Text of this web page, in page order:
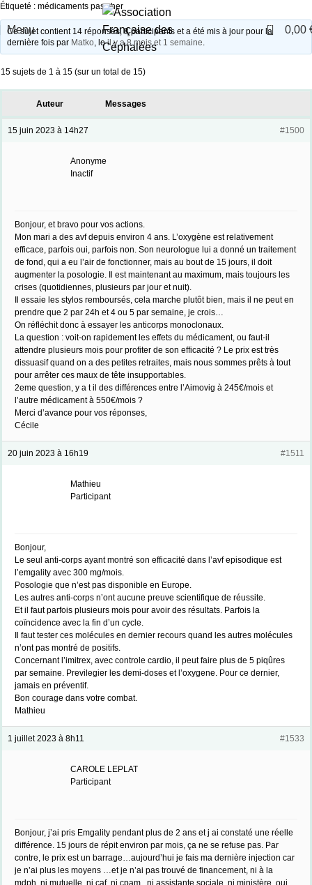
Menu 0 0,00
Étiqueté : médicaments pas cher
Ce sujet contient 14 réponses, 8 participants et a été mis à jour pour la
dernière fois par Matko, leil y a 8 mois et 1 semaine.
15 sujets de 1 à 15 (sur un total de 15)
Auteur Messages
15 juin 2023 à 14h27 #1500
Anonyme
Inactif
Bonjour, et bravo pour vos actions.
Mon mari a des avf depuis environ 4 ans. L’oxygène est relativement
efficace, parfois oui, parfois non. Son neurologue lui a donné un traitement
de fond, qui a eu l’air de fonctionner, mais au bout de 15 jours, il doit
augmenter la posologie. Il est maintenant au maximum, mais toujours les
crises (quotidiennes, plusieurs par jour et nuit).
Il essaie les stylos remboursés, cela marche plutôt bien, mais il ne peut en
prendre que 2 par 24h et 4 ou 5 par semaine, je crois…
On réfléchit donc à essayer les anticorps monoclonaux.
La question : voit-on rapidement les effets du médicament, ou faut-il
attendre plusieurs mois pour profiter de son efficacité ? Le prix est très
dissuasif quand on a des petites retraites, mais nous sommes prêts à tout
pour arrêter ces maux de tête insupportables.
2eme question, y a t il des différences entre l’Aimovig à 245€/mois et
l’autre médicament à 550€/mois ?
Merci d’avance pour vos réponses,
Cécile
20 juin 2023 à 16h19 #1511
Mathieu
Participant
Bonjour,
Le seul anti-corps ayant montré son efficacité dans l’avf episodique est
l’emgality avec 300 mg/mois.
Posologie que n’est pas disponible en Europe.
Les autres anti-corps n’ont aucune preuve scientifique de réussite.
Et il faut parfois plusieurs mois pour avoir des résultats. Parfois la
coïncidence avec la fin d’un cycle.
Il faut tester ces molécules en dernier recours quand les autres molécules
n’ont pas montré de positifs.
Concernant l’imitrex, avec controle cardio, il peut faire plus de 5 piqûres
par semaine. Previlegier les demi-doses et l’oxygene. Pour ce dernier,
jamais en préventif.
Bon courage dans votre combat.
Mathieu
1 juillet 2023 à 8h11 #1533
CAROLE LEPLAT
Participant
Bonjour, j’ai pris Emgality pendant plus de 2 ans et j ai constaté une réelle
différence. 15 jours de répit environ par mois, ça ne se refuse pas. Par
contre, le prix est un barrage…aujourd’hui je fais ma dernière injection car
je n’ai plus les moyens …et je n’ai pas trouvé de financement, ni à la
mdph, ni mutuelle, ni caf, ni cpam , ni assistante sociale, ni ministère, oui,